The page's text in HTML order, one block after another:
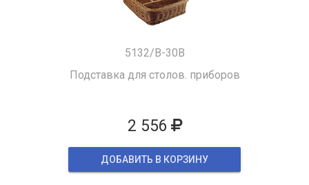
5132/B-30B
Подставка для столов. приборов
2 556
ДОБАВИТЬ В КОРЗИНУ